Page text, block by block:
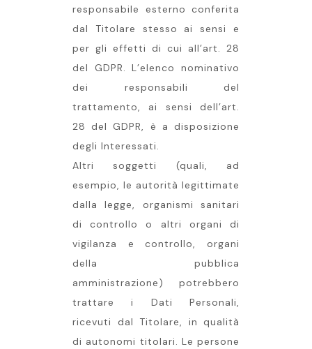
responsabile esterno conferita
dal Titolare stesso ai sensi e
per gli effetti di cui all’art. 28
del GDPR. L’elenco nominativo
dei responsabili del
trattamento, ai sensi dell’art.
28 del GDPR, è a disposizione
degli Interessati.
Altri soggetti (quali, ad
esempio, le autorità legittimate
dalla legge, organismi sanitari
di controllo o altri organi di
vigilanza e controllo, organi
della pubblica
amministrazione) potrebbero
trattare i Dati Personali,
ricevuti dal Titolare, in qualità
di autonomi titolari. Le persone